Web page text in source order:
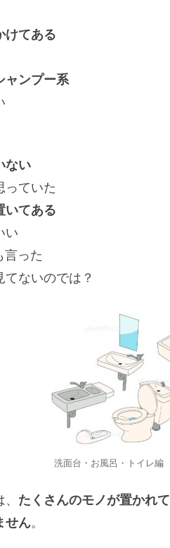
けてある
ャンプー系
ない
ていた
いてある
い
った
のでは？
洗面台・お風呂・トイレ編
たくさんのモノが置かれて
せん。